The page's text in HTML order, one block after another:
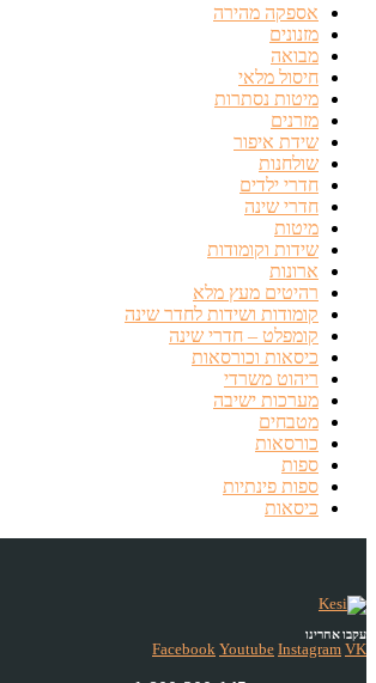
אספקה מהירה
מזנונים
מבואה
חיסול מלאי
מיטות נסתרות
מזרנים
שידת איפור
שולחנות
חדרי ילדים
חדרי שינה
מיטות
שידות וקומודות
ארונות
רהיטים מעץ מלא
קומודות ושידות לחדר שינה
קומפלט – חדרי שינה
כיסאות וכורסאות
ריהוט משרדי
מערכות ישיבה
מטבחים
כורסאות
ספות
ספות פינתיות
כיסאות
עקבו אחרינו
Facebook Youtube Instagram VK